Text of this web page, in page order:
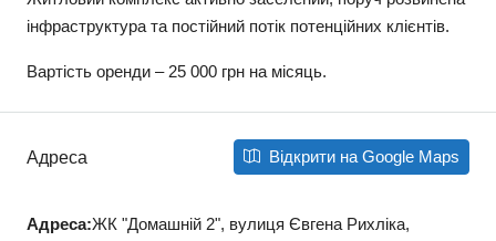
інфраструктура та постійний потік потенційних клієнтів.
Вартість оренди – 25 000 грн на місяць.
Адреса Відкрити на Google Maps
Адреса:ЖК "Домашній 2", вулиця Євгена Рихліка,